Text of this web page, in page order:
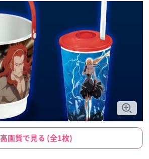
高画質で見る (全1枚)